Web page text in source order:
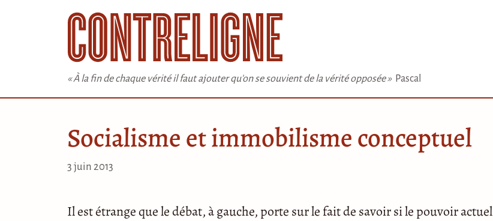
« À la fin de chaque vérité il faut ajouter qu'on se souvient de la vérité opposée » Pascal
Socialisme et immobilisme conceptuel
3 juin 2013
Il est étrange que le débat, à gauche, porte sur le fait de savoir si le pouvoir actuel